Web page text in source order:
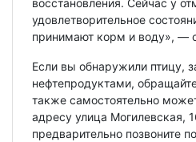
восстановления. Сейчас у
удовлетворительное
принимают корм и воду», —
Если вы обнаружили птицу,
нефтепродуктами,
также самостоятельно
адресу улица Могилевская,
предварительно позвоните